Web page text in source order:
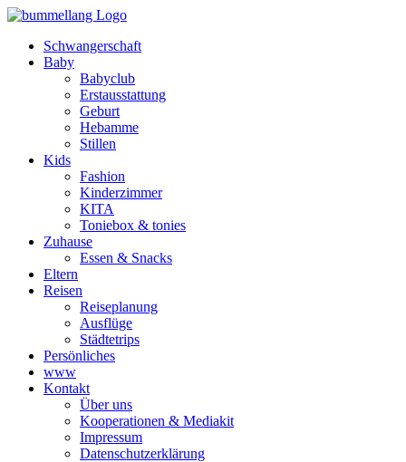
Schwangerschaft
Baby
Babyclub
Erstausstattung
Geburt
Hebamme
Stillen
Kids
Fashion
Kinderzimmer
KITA
Toniebox & tonies
Zuhause
Essen & Snacks
Eltern
Reisen
Reiseplanung
Ausflüge
Städtetrips
Persönliches
www
Kontakt
Über uns
Kooperationen & Mediakit
Impressum
Datenschutzerklärung